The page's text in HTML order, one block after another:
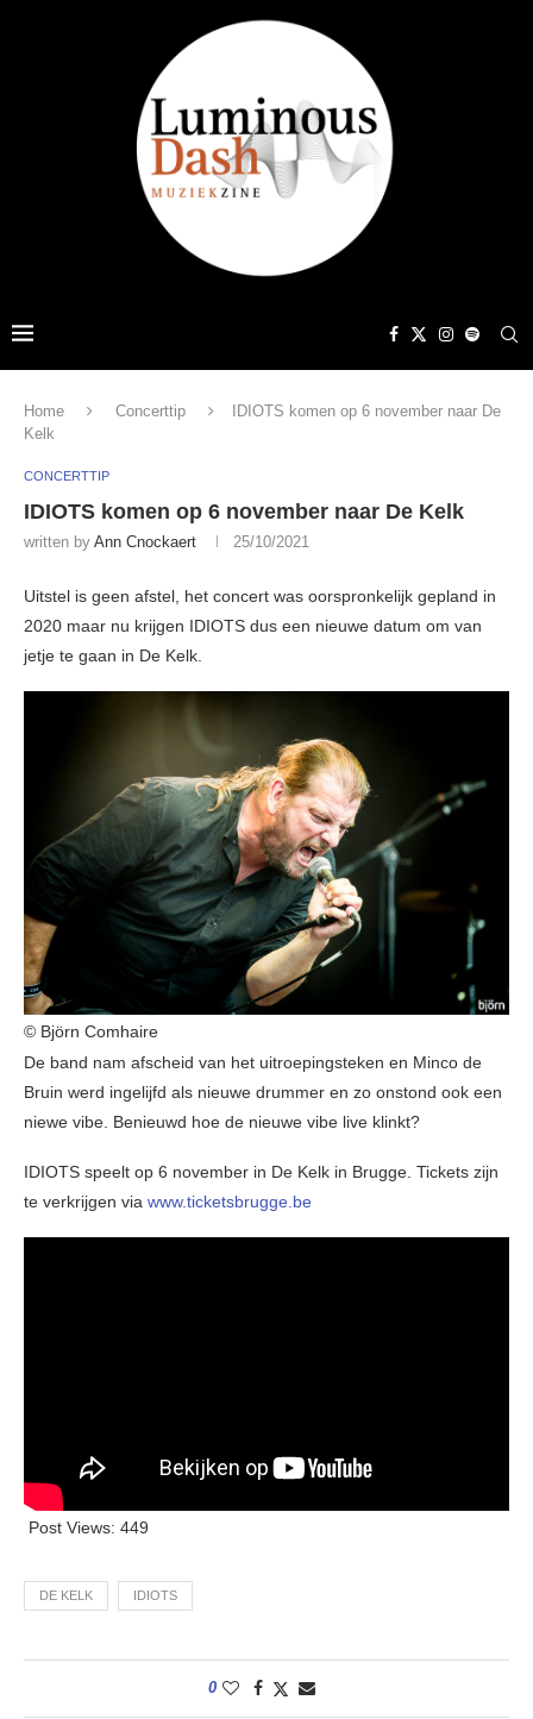
Home Concerttip
IDIOTS komen op 6 november naar De
Kelk
CONCERTTIP
IDIOTS komen op 6 november naar De Kelk
written by Ann Cnockaert 25/10/2021
Uitstel is geen afstel, het concert was oorspronkelijk gepland in
2020 maar nu krijgen IDIOTS dus een nieuwe datum om van
jetje te gaan in De Kelk.
© Björn Comhaire
De band nam afscheid van het uitroepingsteken en Minco de
Bruin werd ingelijfd als nieuwe drummer en zo onstond ook een
niewe vibe. Benieuwd hoe de nieuwe vibe live klinkt?
IDIOTS speelt op 6 november in De Kelk in Brugge. Tickets zijn
te verkrijgen via www.ticketsbrugge.be
Post Views: 449
DE KELK IDIOTS
0